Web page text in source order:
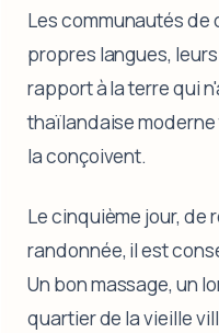
Les communautés de
propres langues,
rapport à la terre qui
thaïlandaise
la conçoivent.
Le cinquième jour, de
randonnée, il est
Un bon massage, un
quartier de la vieille